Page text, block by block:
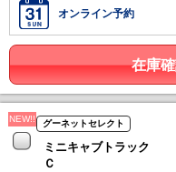
オンライン予約
在庫
NEW!! グーネットセレクト
ミニキャブトラック
Ｃ